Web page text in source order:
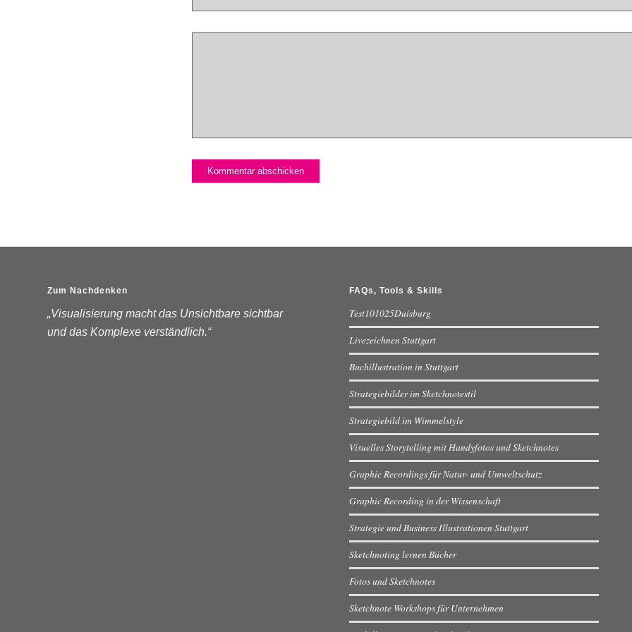
Zum Nachdenken
„Visualisierung macht das Unsichtbare sichtbar
und das Komplexe verständlich.“
FAQs, Tools & Skills
Test101025Duisburg
Livezeichnen Stuttgart
Buchillustration in Stuttgart
Strategiebilder im Sketchnotestil
Strategiebild im Wimmelstyle
Visuelles Storytelling mit Handyfotos und Sketchnotes
Graphic Recordings für Natur- und Umweltschutz
Graphic Recording in der Wissenschaft
Strategie und Business Illustrationen Stuttgart
Sketchnoting lernen Bücher
Fotos und Sketchnotes
Sketchnote Workshops für Unternehmen